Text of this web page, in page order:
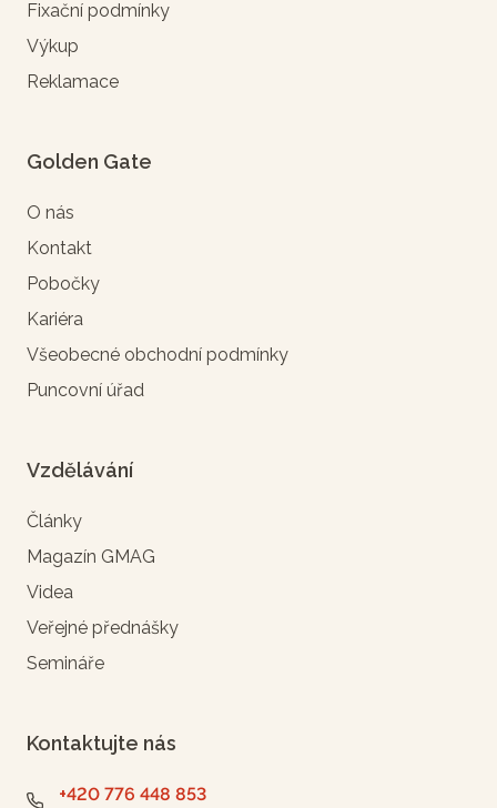
Fixační podmínky
Výkup
Reklamace
Golden Gate
O nás
Kontakt
Pobočky
Kariéra
Všeobecné obchodní podmínky
Puncovní úřad
Vzdělávání
Články
Magazín GMAG
Videa
Veřejné přednášky
Semináře
Kontaktujte nás
+420 776 448 853